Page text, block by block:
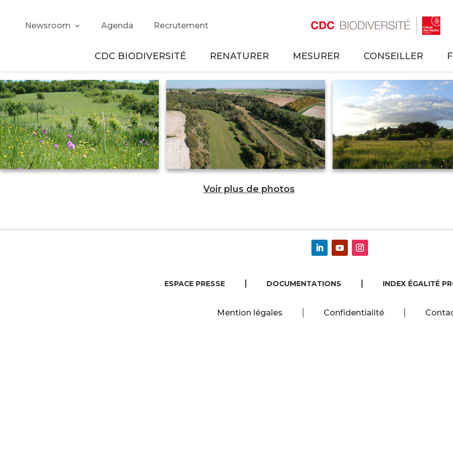
Newsroom Agenda Recrutement
CDC BIODIVERSITÉ RENATURER MESURER CONSEILLER
Voir plus de photos
ESPACE PRESSE DOCUMENTATIONS INDEX ÉGALITÉ
Mention légales Confidentialité